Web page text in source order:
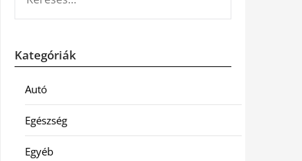
Kategóriák
Autó
Egészség
Egyéb